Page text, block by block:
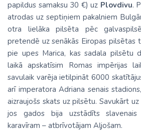
papildus samaksu 30 €) uz Plovdivu.
atrodas uz septiņiem pakalniem
otra lielāka pilsēta pēc
pretendē uz senākās Eiropas pilsētas
pie upes Marica, kas sadala pilsētu
laikā apskatīsim Romas impērijas
savulaik varēja ietilpināt 6000
arī imperatora Adriana senais
aizraujošs skats uz pilsētu. Savukārt
jos gados bija uzstādīts slavenais
karavīram – atbrīvotājam Aļjošam.